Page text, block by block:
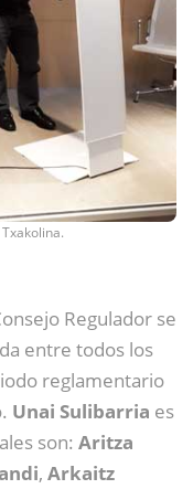
Regulador se
entre todos los
reglamentario
Unai Sulibarria es
son: Aritza
, Arkaitz